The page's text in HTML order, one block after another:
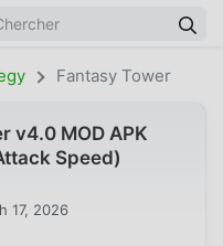
Fantasy Tower
v4.0 MOD APK
Speed)
17, 2026